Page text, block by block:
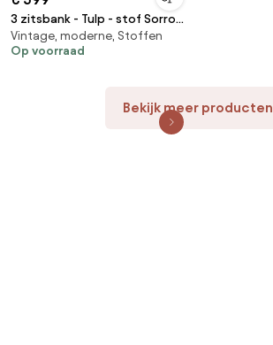
3 zitsbank - Tulp - stof Sorro
lichtgrijs 90
Vintage, moderne, Stoffen
Op voorraad
Bekijk meer producten